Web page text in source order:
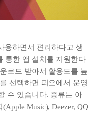
용하면서 편리하다고 생
통한 앱 설치를 지원한다
로드 받아서 활용도를 높
선택하면 피오에서 운영
수 있습니다. 종류는 아
Music), Deezer, QQ